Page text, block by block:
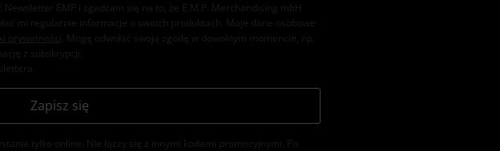
EMP i zgadzam się na to, że E.M.P. Merchandising mbH
mi regularnie informacje o swoich produktach. Moje dane osobowe
prywatności . Mogę odwołać swoją zgodę w dowolnym momencie, np.
z subskrypcji.
Zapisz się
tylko online. NIe łączy się z innymi kodami promocyjnymi. Po